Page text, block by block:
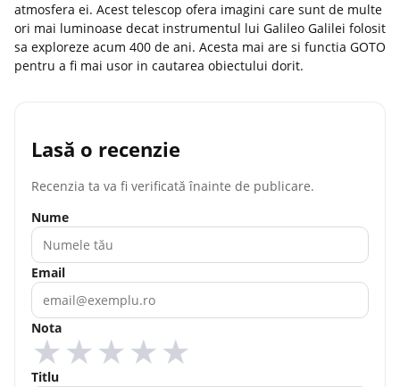
atmosfera ei. Acest telescop ofera imagini care sunt de multe
ori mai luminoase decat instrumentul lui Galileo Galilei folosit
sa exploreze acum 400 de ani. Acesta mai are si functia GOTO
pentru a fi mai usor in cautarea obiectului dorit.
Lasă o recenzie
Recenzia ta va fi verificată înainte de publicare.
Nume
Email
Nota
★
★
★
★
★
Titlu